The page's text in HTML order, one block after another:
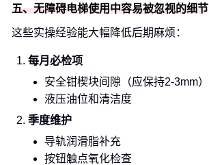
五、无障碍电梯使用中容易被忽视的细节
这些实操经验能大幅降低后期麻烦：
每月必检项
安全钳楔块间隙（应保持2-3mm）
液压油位和清洁度
季度维护
导轨润滑脂补充
按钮触点氧化检查